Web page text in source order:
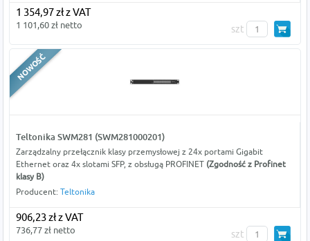
1 354,97 zł z VAT
1 101,60 zł netto szt
Teltonika SWM281 (SWM281000201)
Zarządzalny przełącznik klasy przemysłowej z 24x portami Gigabit
Ethernet oraz 4x slotami SFP, z obsługą PROFINET (Zgodność z Profinet
klasy B)
Producent: Teltonika
906,23 zł z VAT
736,77 zł netto szt